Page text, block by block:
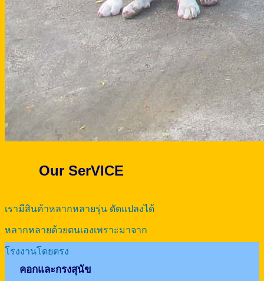
Our SerVICE
เรามีสินค้าหลากหลายรุ่น ดัดแปลงได้
หลากหลายด้วยตนเองเพราะมาจาก
โรงงานโดยตรง
คอกและกรงสุนัข